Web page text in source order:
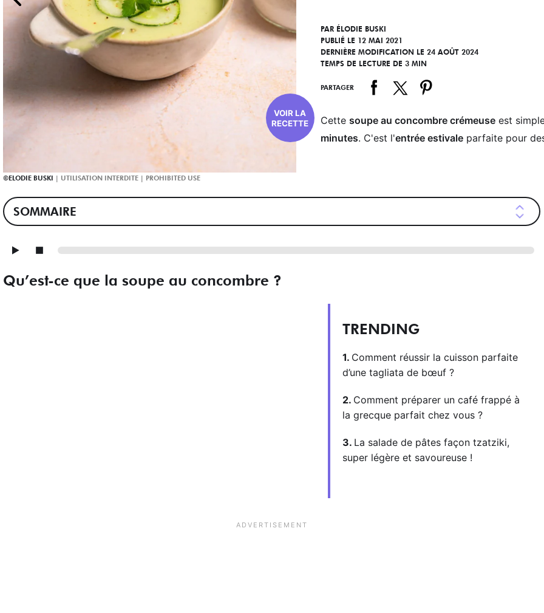
VOIR LA
RECETTE
ELODIE BUSKI
PAR ÉLODIE BUSKI
PUBLIÉ LE 12 MAI 2021
DERNIÈRE MODIFICATION LE 24 AOÛT 2024
TEMPS DE LECTURE DE 3 MIN
PARTAGER
Cette soupe au concombre crémeuseest
minutes. C'est l'entrée estivaleparfaite pour
SOMMAIRE
Qu’est-ce que la soupe au concombre ?
TRENDING
Comment réussir la cuisson parfaite
d’une tagliata de bœuf ?
Comment préparer un café frappé à
la grecque parfait chez vous ?
La salade de pâtes façon tzatziki,
super légère et savoureuse !